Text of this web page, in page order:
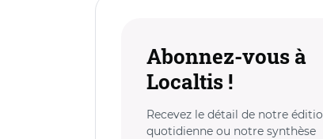
Abonnez-vous à
Localtis !
Recevez le détail de notre
quotidienne ou notre synthèse